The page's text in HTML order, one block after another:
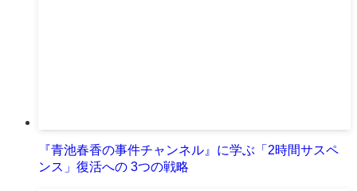
『青池春香の事件チャンネル』に学ぶ「2時間サスペ
ンス」復活への 3つの戦略